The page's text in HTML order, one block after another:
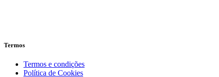
Termos
Termos e condições
Política de Cookies